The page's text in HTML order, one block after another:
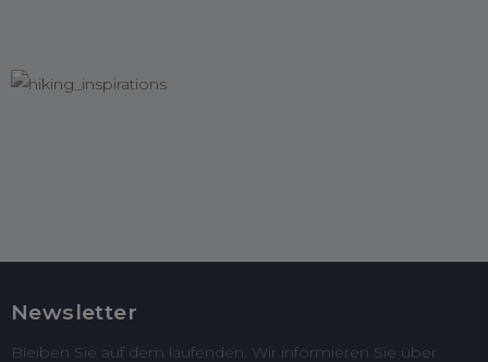
Newsletter
Bleiben Sie auf dem laufenden. Wir informieren Sie über